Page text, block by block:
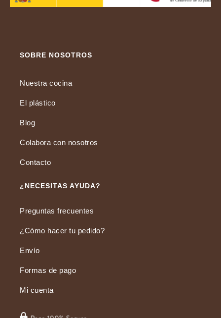
SOBRE NOSOTROS
Nuestra cocina
El plástico
Blog
Colabora con nosotros
Contacto
¿NECESITAS AYUDA?
Preguntas frecuentes
¿Cómo hacer tu pedido?
Envío
Formas de pago
Mi cuenta